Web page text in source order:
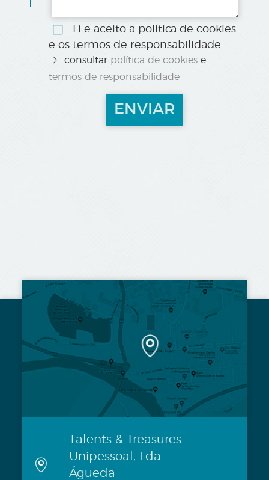
Li e aceito a política de cookies
e os termos de responsabilidade.
consultar política de cookiese
termos de responsabilidade
Talents & Treasures
Unipessoal, Lda
Águeda